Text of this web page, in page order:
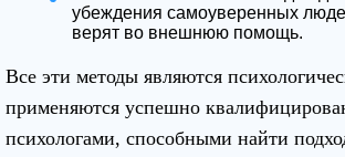
убеждения самоуверенных
верят во внешнюю помощь.
Все эти методы являются
применяются успешно
психологами, способными найти